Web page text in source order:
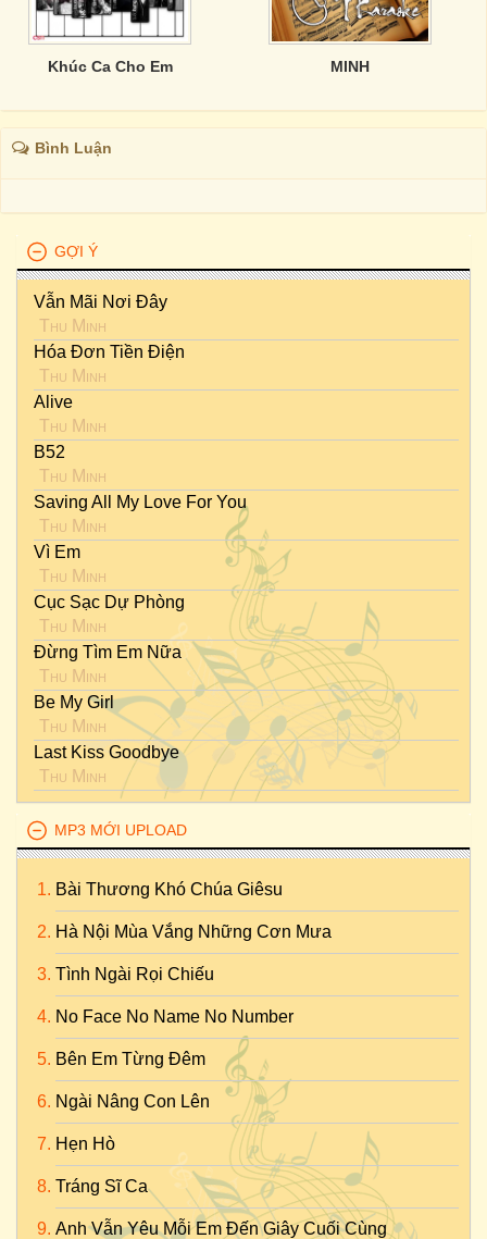
Khúc Ca Cho Em MINH
Bình Luận
GỢI Ý
Vẫn Mãi Nơi Đây
Thu Minh
Hóa Đơn Tiền Điện
Thu Minh
Alive
Thu Minh
B52
Thu Minh
Saving All My Love For You
Thu Minh
Vì Em
Thu Minh
Cục Sạc Dự Phòng
Thu Minh
Đừng Tìm Em Nữa
Thu Minh
Be My Girl
Thu Minh
Last Kiss Goodbye
Thu Minh
MP3 MỚI UPLOAD
Bài Thương Khó Chúa Giêsu
Hà Nội Mùa Vắng Những Cơn Mưa
Tình Ngài Rọi Chiếu
No Face No Name No Number
Bên Em Từng Đêm
Ngài Nâng Con Lên
Hẹn Hò
Tráng Sĩ Ca
Anh Vẫn Yêu Mỗi Em Đến Giây Cuối Cùng